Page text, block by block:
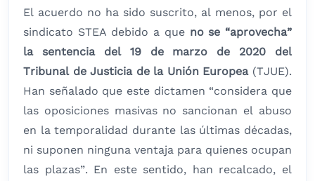
El acuerdo no ha sido suscrito, al menos, por el
sindicato STEA debido a queno se “aprovecha”
la sentencia del 19 de marzo de 2020 del
Tribunal de Justicia de la Unión Europea(TJUE).
Han señalado que este dictamen “considera que
las oposiciones masivas no sancionan el abuso
en la temporalidad durante las últimas décadas,
ni suponen ninguna ventaja para quienes ocupan
las plazas”. En este sentido, han recalcado, el